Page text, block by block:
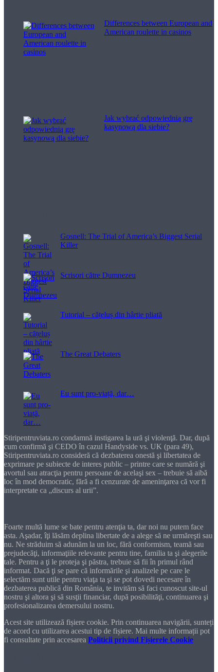
Differences between European and
American roulette in casinos
Jak wybrać odpowiednią grę
kasynową dla siebie?
Gosnell: The Trial of America’s Biggest Serial
Killer
Scrisori către Dumnezeu
Tutorial – cățeluș din hârtie pliată
The Great Debaters
Eu sunt pro-viață, dar…
Stiripentruviata.ro condamnă instigarea la ură şi violenţă. Dar, după
cum confirmă şi CEDO în cazul Handyside vs. UK (para 49),
Stiripentruviata.ro consideră că dezbaterea onestă şi libertatea de
exprimare pe subiecte de interes public – printre care se numără şi
avortul sau atracţia pentru persoane de acelaşi sex – trebuie să aibă
loc în mod democratic, fără a fi cenzurate de ameninţarea că vor fi
interpretate ca „discurs al urii”.
Foarte multă lume se bate pentru atenţia ta, dar noi nu putem face
asta. Aşadar, îţi lăsăm deplina libertate de a alege să ne urmăreşti sau
nu. Ne străduim să adunăm la un loc, fără conformism, teamă sau
prejudecăţi, informaţiile relevante pentru tine, familia ta şi alegerile
tale. Pentru a ţi le proteja şi păstra, trebuie să fii în primul rând
informat. Dacă ţi se pare că informările şi analizele pe care le
selectăm sunt utile pentru viaţa ta şi se pot dovedi necesare în
dezbaterea publică din România, te invităm să faci cunoscut site-ul
nostru şi altora şi să susţii financiar, după posibilităţi, continuarea şi
profesionalizarea demersului nostru.
Acest site utilizează fișiere cookie. Prin continuarea navigării, sunteți
de acord cu utilizarea acestui tip de fișiere. Mai multe informații pot
fi consultate prin accesarea Politicii privind Fișierele Cookie